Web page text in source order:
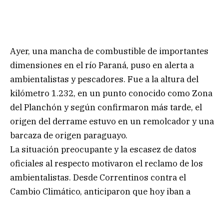
Ayer, una mancha de combustible de importantes
dimensiones en el río Paraná, puso en alerta a
ambientalistas y pescadores. Fue a la altura del
kilómetro 1.232, en un punto conocido como Zona
del Planchón y según confirmaron más tarde, el
origen del derrame estuvo en un remolcador y una
barcaza de origen paraguayo.
La situación preocupante y la escasez de datos
oficiales al respecto motivaron el reclamo de los
ambientalistas. Desde Correntinos contra el
Cambio Climático, anticiparon que hoy iban a